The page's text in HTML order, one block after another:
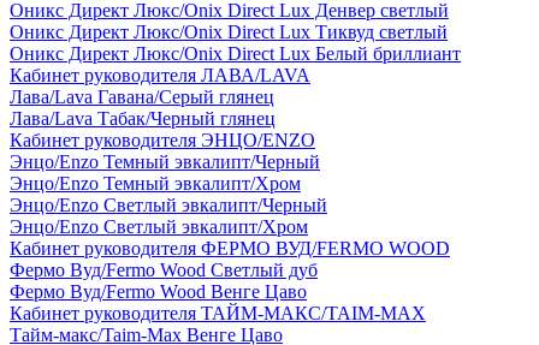
Оникс Директ Люкс/Onix Direct Lux Денвер светлый
Оникс Директ Люкс/Onix Direct Lux Тиквуд светлый
Оникс Директ Люкс/Onix Direct Lux Белый бриллиант
Кабинет руководителя ЛАВА/LAVA
Лава/Lava Гавана/Серый глянец
Лава/Lava Табак/Черный глянец
Кабинет руководителя ЭНЦО/ENZO
Энцо/Enzo Темный эвкалипт/Черный
Энцо/Enzo Темный эвкалипт/Хром
Энцо/Enzo Светлый эвкалипт/Черный
Энцо/Enzo Светлый эвкалипт/Хром
Кабинет руководителя ФЕРМО ВУД/FERMO WOOD
Фермо Вуд/Fermo Wood Светлый дуб
Фермо Вуд/Fermo Wood Венге Цаво
Кабинет руководителя ТАЙМ-МАКС/TAIM-MAX
Тайм-макс/Taim-Max Венге Цаво